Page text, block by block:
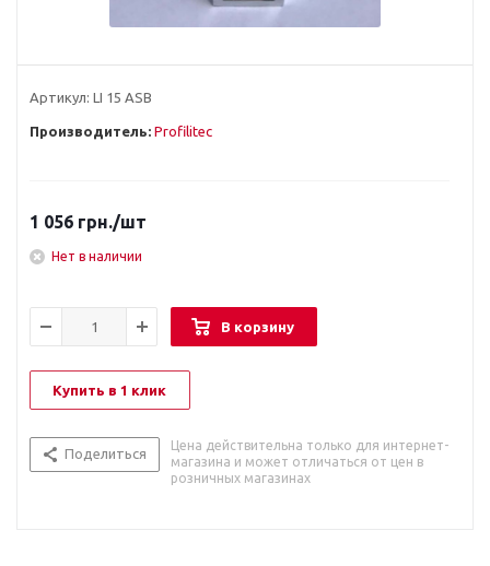
Артикул: LI 15 ASB
Производитель: Profilitec
1 056 грн./шт
Нет в наличии
В корзину
Купить в 1 клик
Поделиться
Цена действительна только для интернет-
магазина и может отличаться от цен в
розничных магазинах